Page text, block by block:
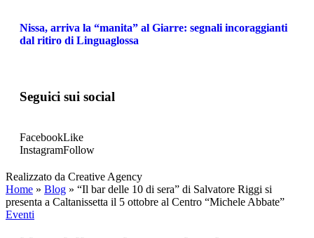
Nissa, arriva la “manita” al Giarre: segnali incoraggianti
dal ritiro di Linguaglossa
Seguici sui social
FacebookLike
InstagramFollow
Realizzato da Creative Agency
Home » Blog » “Il bar delle 10 di sera” di Salvatore Riggi si
presenta a Caltanissetta il 5 ottobre al Centro “Michele Abbate”
Eventi